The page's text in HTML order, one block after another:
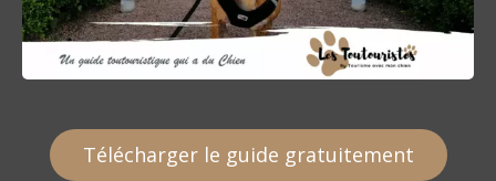
Télécharger le guide gratuitement